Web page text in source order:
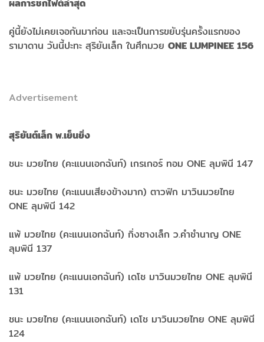
ผลการชกไฟต์ล่าสุด
คู่นี้ยังไม่เคยเจอกันมาก่อน และจะเป็นการขยับรุ่นครั้งแรกของ
รามาดาน วันนี้ปะทะ สุริยันเล็ก ในศึกมวย ONE LUMPINEE 156
Advertisement
สุริยันต์เล็ก พ.เย็นยิ่ง
ชนะ มวยไทย (คะแนนเอกฉันท์) เกรเกอร์ ทอม ONE ลุมพินี 147
ชนะ มวยไทย (คะแนนเสียงข้างมาก) ตาวฟิก มาวินมวยไทย
ONE ลุมพินี 142
แพ้ มวยไทย (คะแนนเอกฉันท์) กิ่งซางเล็ก ว.คำชำนาญ ONE
ลุมพินี 137
แพ้ มวยไทย (คะแนนเอกฉันท์) เดโช มาวินมวยไทย ONE ลุมพินี
131
ชนะ มวยไทย (คะแนนเอกฉันท์) เดโช มาวินมวยไทย ONE ลุมพินี
124